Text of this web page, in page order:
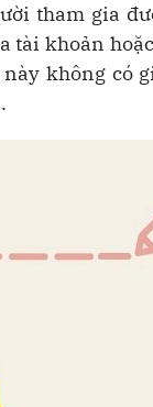
tham gia
tài khoản
không có